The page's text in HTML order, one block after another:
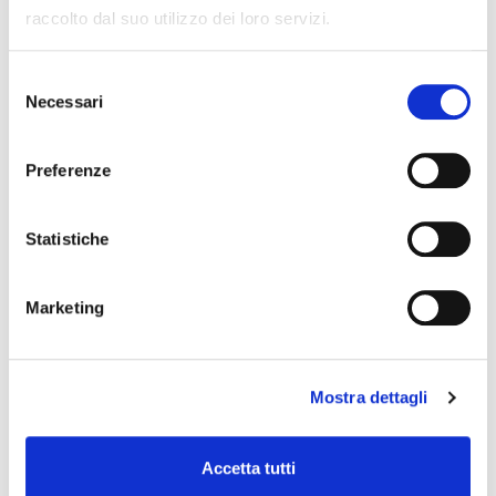
raccolto dal suo utilizzo dei loro servizi.
delNecessari
Preferenze
Statistiche
Marketing
Mostra dettagli
Accetta tutti
EVENTI
DALL'ORTO ALL'ANTICA FARMACIA -
all'Antica Farmacia con i frati
LABORATORIO SULLE FARFALLE
GIARDINO IN MUSICA - Giardino
Botanico di Valbonella